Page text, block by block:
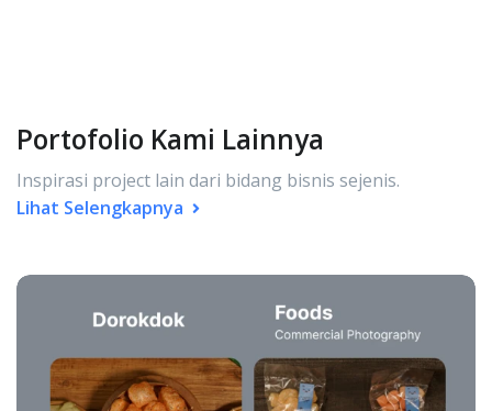
Portofolio Kami Lainnya
Inspirasi project lain dari bidang bisnis sejenis.
Lihat Selengkapnya